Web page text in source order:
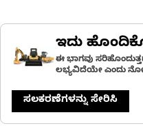
ಇದು
ಈ ಭಾಗವು
ಲಭ್ಯವಿದೆಯೇ ಎಂದು
ಸಲಕರಣೆಗಳನ್ನು ಸೇರಿಸಿ